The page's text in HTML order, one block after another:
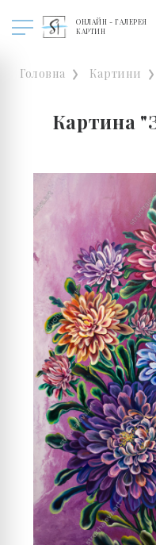
ОНЛАЙН - ГАЛЕРЕЯ
КАРТИН
Головна Картини
Картина